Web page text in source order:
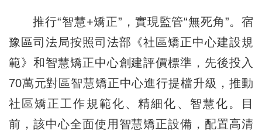
推行“智慧+矯正”，實現監管“無死角”。宿
豫區司法局按照司法部《社區矯正中心建設規
範》和智慧矯正中心創建評價標準，先後投入
70萬元對區智慧矯正中心進行提檔升級，推動
社區矯正工作規範化、精細化、智慧化。目
前，該中心全面使用智慧矯正設備，配置高清